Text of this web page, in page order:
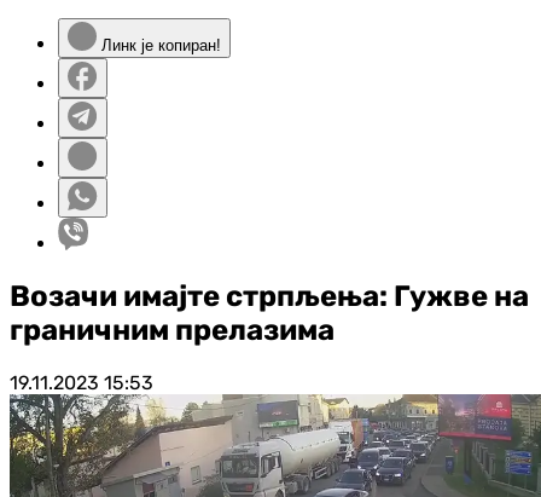
Линк је копиран!
Возачи имајте стрпљења: Гужве на
граничним прелазима
19.11.2023 15:53